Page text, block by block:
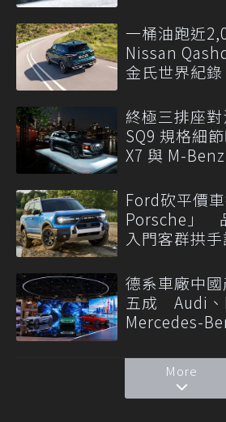
一桶油跑近
Nissan
金氏世界紀錄
終極三排座
SQ9 規格細
X7 與 M-
Ford砍平價
Porsche」
入門客群拱手
德系車廠中
五成 Audi、
Mercedes-
More